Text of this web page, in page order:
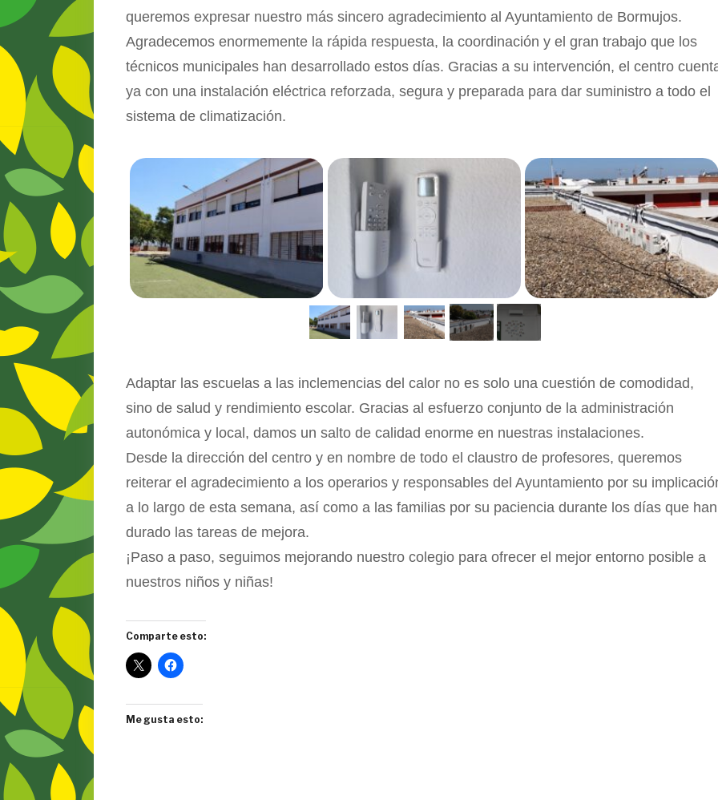
queremos expresar nuestro más sincero agradecimiento al Ayuntamiento de Bormujos.
Agradecemos enormemente la rápida respuesta, la coordinación y el gran trabajo que los
técnicos municipales han desarrollado estos días. Gracias a su intervención, el centro
ya con una instalación eléctrica reforzada, segura y preparada para dar suministro a todo el
sistema de climatización.
Adaptar las escuelas a las inclemencias del calor no es solo una cuestión de comodidad,
sino de salud y rendimiento escolar. Gracias al esfuerzo conjunto de la administración
autonómica y local, damos un salto de calidad enorme en nuestras instalaciones.
Desde la dirección del centro y en nombre de todo el claustro de profesores, queremos
reiterar el agradecimiento a los operarios y responsables del Ayuntamiento por su
a lo largo de esta semana, así como a las familias por su paciencia durante los días que han
durado las tareas de mejora.
¡Paso a paso, seguimos mejorando nuestro colegio para ofrecer el mejor entorno posible a
nuestros niños y niñas!
Comparte esto:
Me gusta esto: